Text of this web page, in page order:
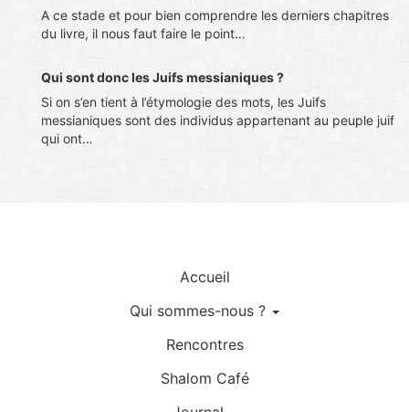
A ce stade et pour bien comprendre les derniers chapitres
du livre, il nous faut faire le point…
Qui sont donc les Juifs messianiques ?
Si on s’en tient à l’étymologie des mots, les Juifs
messianiques sont des individus appartenant au peuple juif
qui ont…
Accueil
Qui sommes-nous ?
Rencontres
Shalom Café